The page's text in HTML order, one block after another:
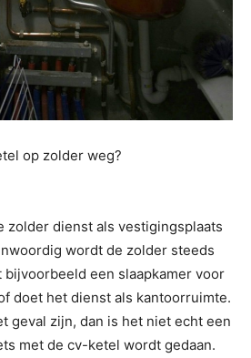
op zolder weg?
zolder dienst als vestigingsplaats
wordt de zolder steeds
een slaapkamer voor
doet het dienst als kantoorruimte.
geval zijn, dan is het niet echt een
met de cv-ketel wordt gedaan.